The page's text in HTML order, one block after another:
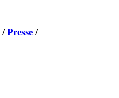
/Presse /